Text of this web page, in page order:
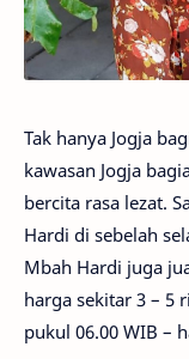
Tak hanya Jogja
kawasan Jogja
bercita rasa lezat.
Hardi di sebelah
Mbah Hardi juga
harga sekitar 3 – 5
pukul 06.00 WIB –